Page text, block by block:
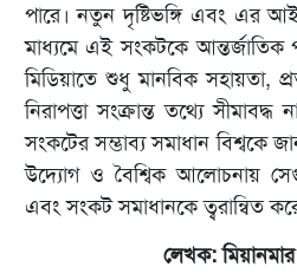
পারে। নতুন দৃষ্টিভঙ্গি এবং এর
মাধ্যমে এই সংকটকে আন্তর্জাতিক
মিডিয়াতে শুধু মানবিক সহায়তা,
নিরাপত্তা সংক্রান্ত তথ্যে
সংকটের সম্ভাব্য সমাধান বিশ্বকে
উদ্যোগ ও বৈশ্বিক আলোচনায়
এবং সংকট সমাধানকে ত্বরান্বিত
লেখক: